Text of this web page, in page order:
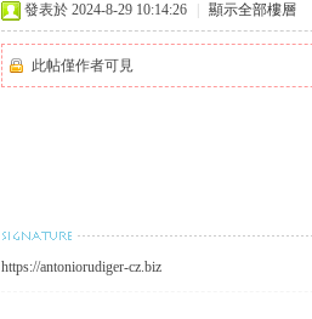
發表於 2024-8-29 10:14:26 顯示全部樓層
此帖僅作者可見
https://antoniorudiger-cz.biz